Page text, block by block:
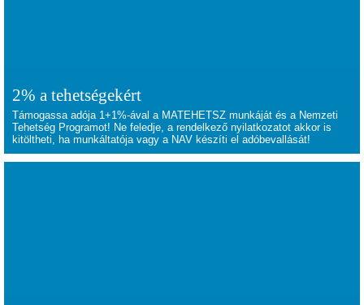
2% a tehetségekért
Támogassa adója 1+1%-ával a MATEHETSZ munkáját és a Nemzeti
Tehetség Programot! Ne feledje, a rendelkező nyilatkozatot akkor is
kitöltheti, ha munkáltatója vagy a NAV készíti el adóbevallását!